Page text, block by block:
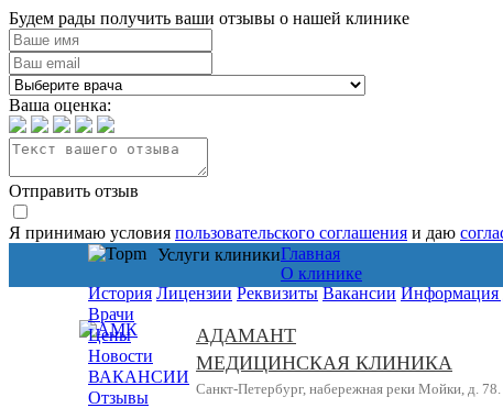
Будем рады получить ваши отзывы о нашей клинике
Ваша оценка:
Отправить отзыв
Я принимаю условия пользовательского соглашения и даю
Услуги клиникиГлавная
О клинике
История Лицензии Реквизиты Вакансии Информация
Врачи
Цены
Новости
ВАКАНСИИ
Отзывы
АДАМАНТ
МЕДИЦИНСКАЯ КЛИНИКА
Санкт-Петербург, набережная реки Мойки, д. 78.